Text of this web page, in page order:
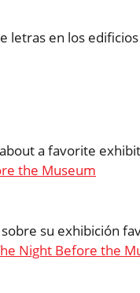
letras en los
a favorite
the Museum
su exhibición
Night Before the